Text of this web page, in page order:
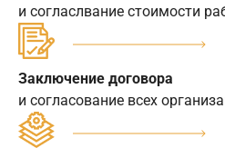
и согласлвание стоимости
Заключение договора
и согласование всех